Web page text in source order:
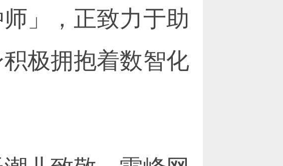
」，正致力于助
极拥抱着数智化